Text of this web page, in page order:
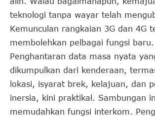
teknologi tanpa wayar telah
Kemunculan rangkaian 3G dan 4G
membolehkan pelbagai fungsi baru.
Penghantaran data masa nyata
dikumpulkan dari kenderaan,
lokasi, isyarat brek, kelajuan, dan
inersia, kini praktikal. Sambungan
memudahkan fungsi interkom.